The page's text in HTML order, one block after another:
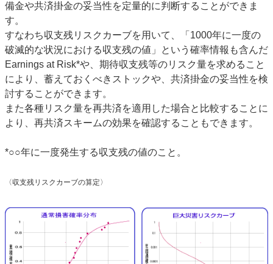
備金や共済掛金の妥当性を定量的に判断することができま
す。
すなわち収支残リスクカーブを用いて、「1000年に一度の
破滅的な状況における収支残の値」という確率情報も含んだ
Earnings at Risk*や、期待収支残等のリスク量を求めること
により、蓄えておくべきストックや、共済掛金の妥当性を検
討することができます。
また各種リスク量を再共済を適用した場合と比較することに
より、再共済スキームの効果を確認することもできます。
*○○年に一度発生する収支残の値のこと。
〈収支残リスクカーブの算定〉